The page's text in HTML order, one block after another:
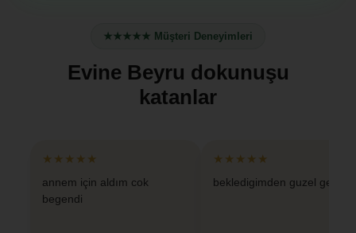
★★★★★ Müşteri Deneyimleri
Evine Beyru dokunuşu
katanlar
★★★★★
annem için aldım cok
begendi
★★★★★
bekledigimden guzel geldi